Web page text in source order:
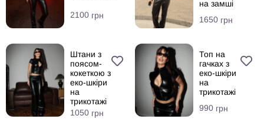
2100 грн
на замші
1650 грн
Штани з
поясом-
кокеткою з
еко-шкіри
на
трикотажі
1050 грн
Топ на
гачках з
еко-шкіри
на
трикотажі
990 грн